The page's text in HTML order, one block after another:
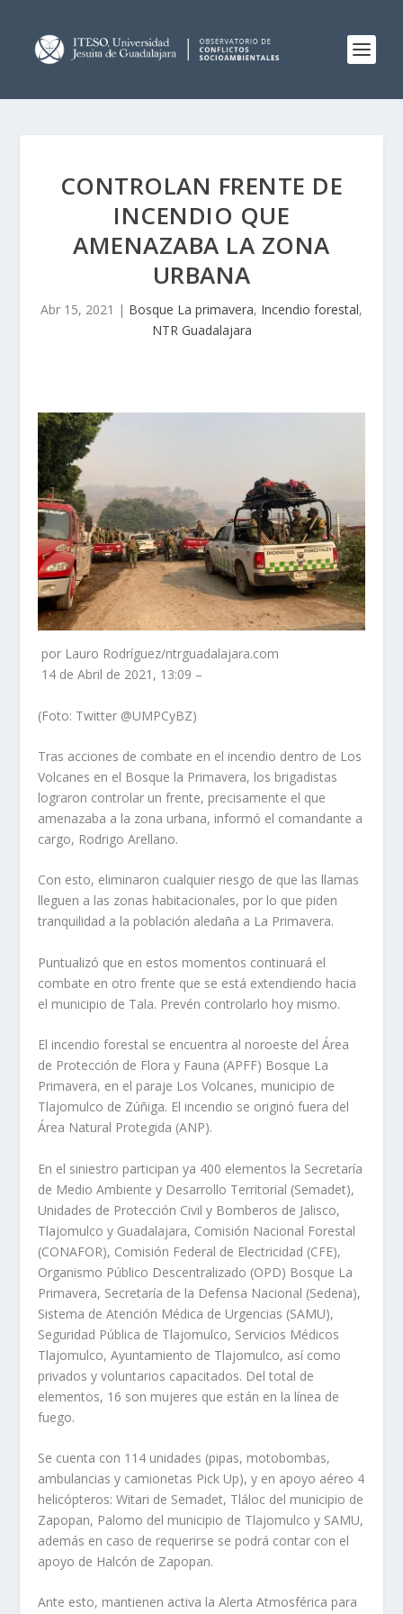
CONTROLAN FRENTE DE
INCENDIO QUE
AMENAZABA LA ZONA
URBANA
Abr 15, 2021 | Bosque La primavera, Incendio forestal,
NTR Guadalajara
por Lauro Rodríguez/ntrguadalajara.com
14 de Abril de 2021, 13:09 –
(Foto: Twitter @UMPCyBZ)
Tras acciones de combate en el incendio dentro de Los
Volcanes en el Bosque la Primavera, los brigadistas
lograron controlar un frente, precisamente el que
amenazaba a la zona urbana, informó el comandante a
cargo, Rodrigo Arellano.
Con esto, eliminaron cualquier riesgo de que las llamas
lleguen a las zonas habitacionales, por lo que piden
tranquilidad a la población aledaña a La Primavera.
Puntualizó que en estos momentos continuará el
combate en otro frente que se está extendiendo hacia
el municipio de Tala. Prevén controlarlo hoy mismo.
El incendio forestal se encuentra al noroeste del Área
de Protección de Flora y Fauna (APFF) Bosque La
Primavera, en el paraje Los Volcanes, municipio de
Tlajomulco de Zúñiga. El incendio se originó fuera del
Área Natural Protegida (ANP).
En el siniestro participan ya 400 elementos la Secretaría
de Medio Ambiente y Desarrollo Territorial (Semadet),
Unidades de Protección Civil y Bomberos de Jalisco,
Tlajomulco y Guadalajara, Comisión Nacional Forestal
(CONAFOR), Comisión Federal de Electricidad (CFE),
Organismo Público Descentralizado (OPD) Bosque La
Primavera, Secretaría de la Defensa Nacional (Sedena),
Sistema de Atención Médica de Urgencias (SAMU),
Seguridad Pública de Tlajomulco, Servicios Médicos
Tlajomulco, Ayuntamiento de Tlajomulco, así como
privados y voluntarios capacitados. Del total de
elementos, 16 son mujeres que están en la línea de
fuego.
Se cuenta con 114 unidades (pipas, motobombas,
ambulancias y camionetas Pick Up), y en apoyo aéreo 4
helicópteros: Witari de Semadet, Tláloc del municipio de
Zapopan, Palomo del municipio de Tlajomulco y SAMU,
además en caso de requerirse se podrá contar con el
apoyo de Halcón de Zapopan.
Ante esto, mantienen activa la Alerta Atmosférica para